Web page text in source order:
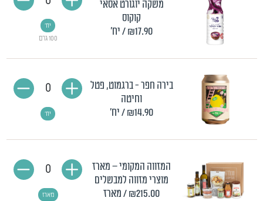
משקה יוגורט אסאי
קוקוס
₪17.90/ יח'
100 גרם
יח'
בירה חפר - ברגמוט, פטל
וחיטה
₪14.90/ יח' יח'
0
המזווה המקומי – מארז
מוצרי מזווה למבשלים
₪215.00/ מארז מארז
0